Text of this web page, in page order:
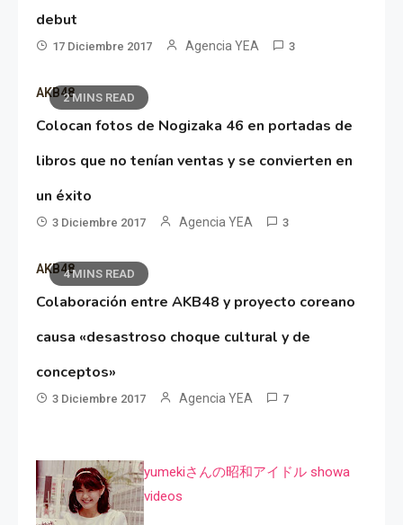
debut
17 Diciembre 2017 Agencia YEA 3
2 MINS READ
AKB48
Colocan fotos de Nogizaka 46 en portadas de
libros que no tenían ventas y se convierten en
un éxito
3 Diciembre 2017 Agencia YEA 3
4 MINS READ
AKB48
Colaboración entre AKB48 y proyecto coreano
causa «desastroso choque cultural y de
conceptos»
3 Diciembre 2017 Agencia YEA 7
yumekiさんの昭和アイドル showa
videos